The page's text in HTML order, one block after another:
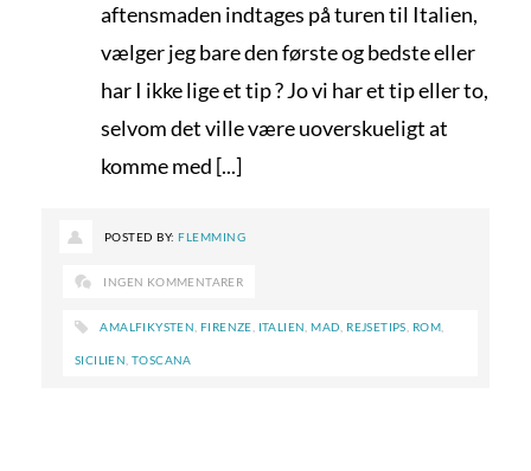
aftensmaden indtages på turen til Italien,
vælger jeg bare den første og bedste eller
har I ikke lige et tip ? Jo vi har et tip eller to,
selvom det ville være uoverskueligt at
komme med [...]
POSTED BY:FLEMMING
INGEN KOMMENTARER
AMALFIKYSTEN ,FIRENZE ITALIEN ,MAD REJSETIPS ROM,
SICILIEN ,TOSCANA